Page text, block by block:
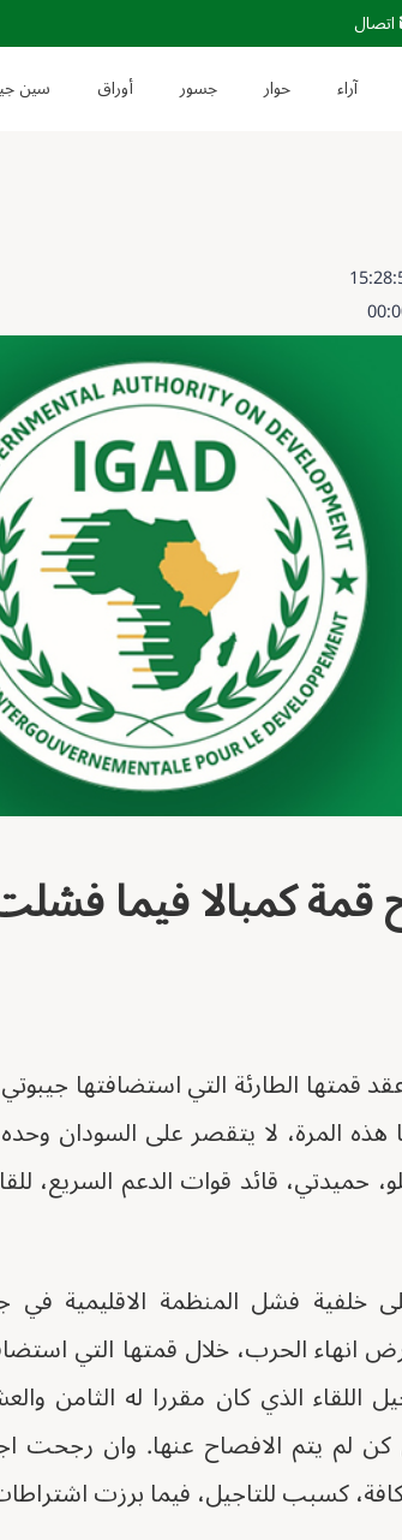
اتصال
آراء حوار جسور أوراق سين
قمة كمبالا فيما
قمتها الطارئة التي استضافتها
المرة، لا يتقصر على السودان
قائد قوات الدعم السريع،
خلفية فشل المنظمة الاقليمية
انهاء الحرب، خلال قمتها التي
اللقاء الذي كان مقررا له الثامن
لم يتم الافصاح عنها. وان رجحت
كسبب للتاجيل، فيما برزت